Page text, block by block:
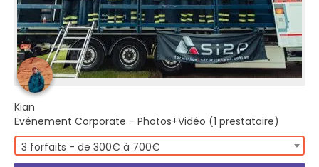
Kian
Evénement Corporate - Photos+Vidéo (1 prestataire)
3 forfaits - de 300€ à 700€